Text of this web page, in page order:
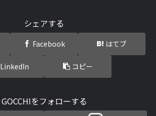
シェアする
Facebook はてブ
LinkedIn コピー
GOCCHIをフォローする